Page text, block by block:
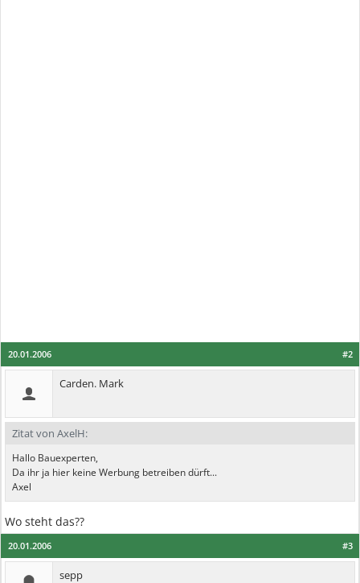
#2
20.01.2006
Carden. Mark
Zitat von AxelH:
Hallo Bauexperten,
Da ihr ja hier keine Werbung betreiben dürft...
Axel
Wo steht das??
#3
20.01.2006
sepp